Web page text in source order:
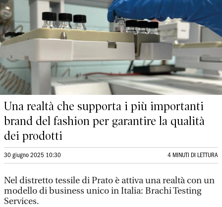
Una realtà che supporta i più importanti
brand del fashion per garantire la qualità
dei prodotti
30 giugno 2025 10:30 4 MINUTI DI LETTURA
Nel distretto tessile di Prato è attiva una realtà con un
modello di business unico in Italia: Brachi Testing
Services.